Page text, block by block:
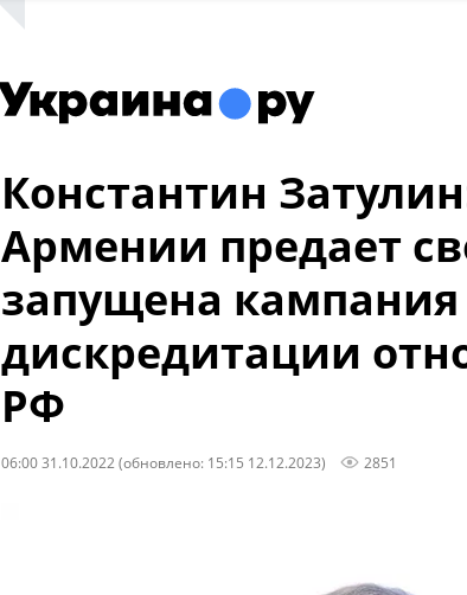
Константин
Армении предает
запущена кампания
дискредитации
РФ
06:00 31.10.2022 (обновлено: 15:15 12.12.2023) 2851